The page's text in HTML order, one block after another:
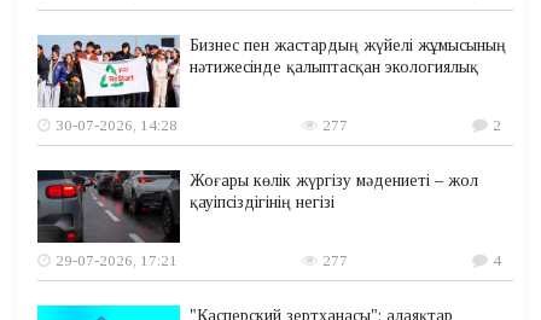
Бизнес пен жастардың жүйелі жұмысының
нәтижесінде қалыптасқан экологиялық
30-07-2026, 14:28 277 2
Жоғары көлік жүргізу мәдениеті – жол
қауіпсіздігінің негізі
29-07-2026, 17:21 277 4
"Касперский зертханасы": алаяқтар